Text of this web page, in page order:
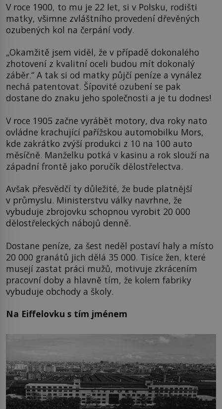
V roce 1900, to mu je 22 let, si v Polsku, rodišti
matky, všimne zvláštního provedení dřevěných
ozubených kol na čerpání vody.
„Okamžitě jsem viděl, že v případě dokonalého
zhotovení z kvalitní oceli budou mít dokonalý
záběr.“ A tak si od matky půjčí peníze a vynález
nechá patentovat. Šípovité ozubení se pak
dostane do znaku jeho společnosti a je tu dodnes!
V roce 1905 začne vyrábět motory, dva roky nato
ovládne krachující pařížskou automobilku Mors,
kde zakrátko zvýší produkci z 10 na 100 auto
měsíčně. Manželku potká v kasinu a rok slouží na
západní frontě jako poručík dělostřelectva.
Avšak přesvědčí ty důležité, že bude platnější
v průmyslu. Ministerstvu války navrhne, že
vybuduje zbrojovku schopnou vyrobit 20 000
dělostřeleckých nábojů denně.
Dostane peníze, za šest neděl postaví haly a místo
20 000 granátů jich dělá 35 000. Tisíce žen, které
musejí zastat práci mužů, motivuje zkrácením
pracovní doby a hlavně tím, že kolem fabriky
vybuduje obchody a školy.
Na Eiffelovku s tím jménem